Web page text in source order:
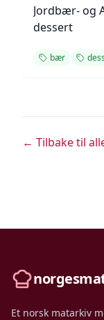
Jordbær- og
dessert
bær
← Tilbake til
Et norsk matarkiv